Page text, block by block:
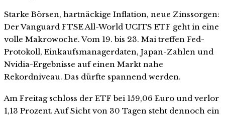
Starke Börsen, hartnäckige Inflation, neue Zinssorgen:
Der Vanguard FTSE All-World UCITS ETF geht in eine
volle Makrowoche. Vom 19. bis 23. Mai treffen Fed-
Protokoll, Einkaufsmanagerdaten, Japan-Zahlen und
Nvidia-Ergebnisse auf einen Markt nahe
Rekordniveau. Das dürfte spannend werden.
Am Freitag schloss der ETF bei 159,06 Euro und verlor
1,13 Prozent. Auf Sicht von 30 Tagen steht dennoch ein